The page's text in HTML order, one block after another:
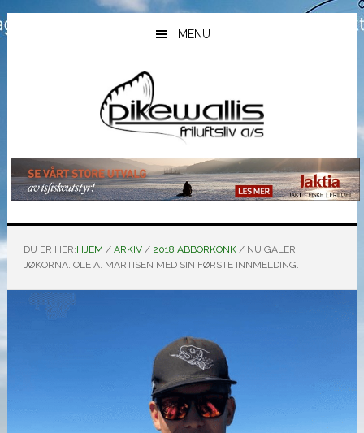
Hopp
til
Hopp
til
Hopp
til
MENU
DU ER HER:HJEM / ARKIV / 2018 ABBORKONK /NU GALER
JØKORNA. OLE A. MARTISEN MED SIN FØRSTE INNMELDING.